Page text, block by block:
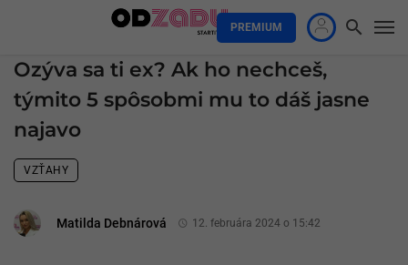
PREMIUM
Ozýva sa ti ex? Ak ho nechceš,
týmito 5 spôsobmi mu to dáš jasne
najavo
VZŤAHY
Matilda Debnárová 12. februára 2024 o 15:42